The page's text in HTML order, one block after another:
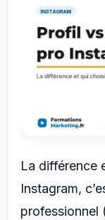
La différence
Instagram,
professionnel